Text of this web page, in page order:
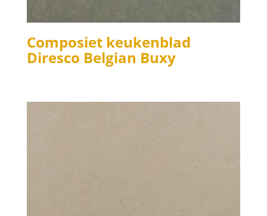
Composiet keukenblad
Diresco Belgian Buxy